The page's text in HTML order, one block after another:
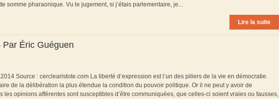
somme pharaonique. Vu le jugement, si j’étais parlementaire, je...
Lire la suite
Par Éric Guéguen
Source : cerclearistote.com La liberté d’expression est l’un des piliers de la vie en démocratie.
de la délibération la plus étendue la condition du pouvoir politique. Or il ne peut y avoir de
les opinions afférentes sont susceptibles d’être communiquées, que celles-ci soient vraies ou fausses,